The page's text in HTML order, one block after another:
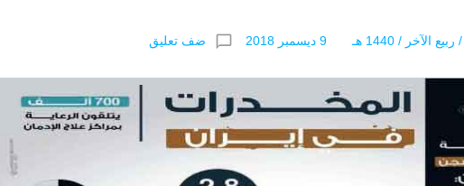
chat_bubble_outline ضف تعليق